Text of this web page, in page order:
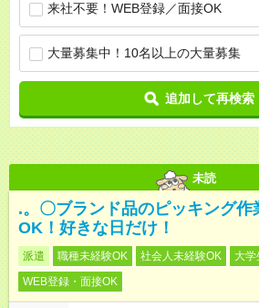
来社不要！WEB登録／面接OK
大量募集中！10名以上の大量募集
追加して再検索
未読
.。〇ブランド品のピッキング作
OK！好きな日だけ！
派遣 職種未経験OK 社会人未経験OK 大学
WEB登録・面接OK